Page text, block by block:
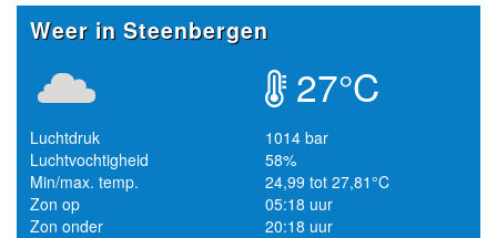
Weer in Steenbergen
27°C
Luchtdruk
1014 bar
Luchtvochtigheid
58%
Min/max. temp.
24,99 tot 27,81°C
Zon op
05:18 uur
Zon onder
20:18 uur